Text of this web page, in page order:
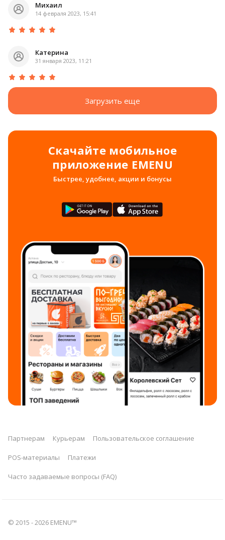
Михаил
14 февраля 2023, 15:41
Катерина
31 января 2023, 11:21
Загрузить еще
Скачайте мобильное
приложение EMENU
Быстрее, удобнее, акции и бонусы
Партнерам Курьерам Пользовательское соглашение
POS-материалы Платежи
Часто задаваемые вопросы (FAQ)
© 2015 -2026 EMENU™